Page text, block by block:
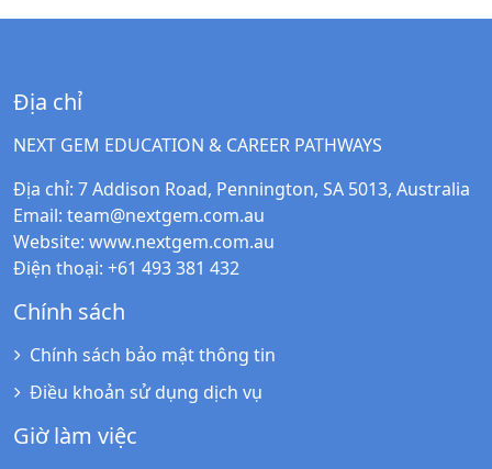
Địa chỉ
NEXT GEM EDUCATION & CAREER PATHWAYS
Địa chỉ: 7 Addison Road, Pennington, SA 5013, Australia
Email: team@nextgem.com.au
Website: www.nextgem.com.au
Điện thoại: +61 493 381 432
Chính sách
Chính sách bảo mật thông tin
Điều khoản sử dụng dịch vụ
Giờ làm việc